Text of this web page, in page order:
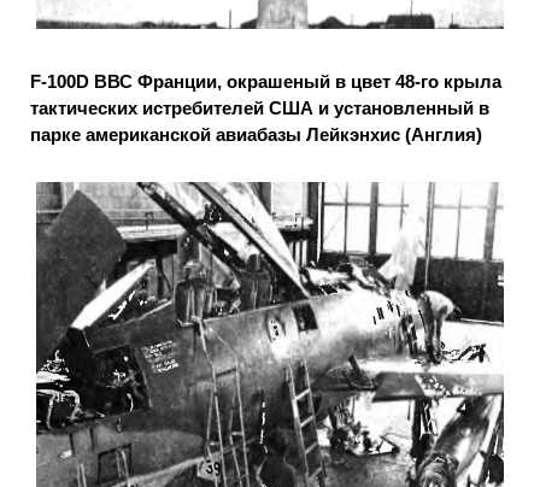
F-100D ВВС Франции, окрашеный в цвет 48-го крыла
тактических истребителей США и установленный в
парке американской авиабазы Лейкэнхис (Англия)